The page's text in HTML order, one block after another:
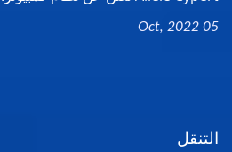
05 Oct, 2022
التنقل